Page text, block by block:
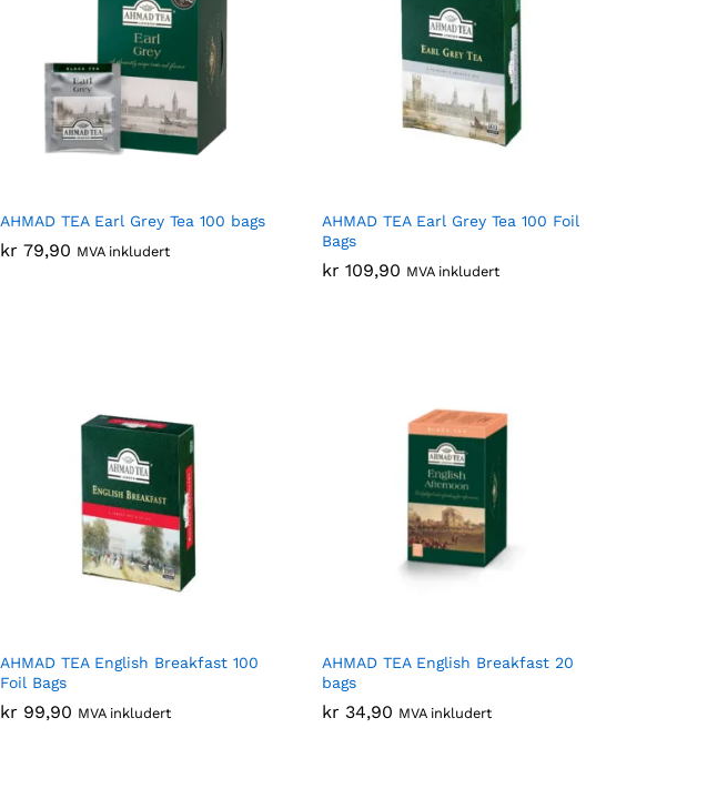
AHMAD TEA Earl Grey Tea 100 bags
kr 79,90 MVA inkludert
kr 79,90
AHMAD TEA Earl Grey Tea 100 Foil
Bags
kr 109,90 MVA inkludert
kr 109,90
AHMAD TEA English Breakfast 100
Foil Bags
kr 99,90 MVA inkludert
kr 99,90
AHMAD TEA English Breakfast 20
bags
kr 34,90 MVA inkludert
kr 34,90